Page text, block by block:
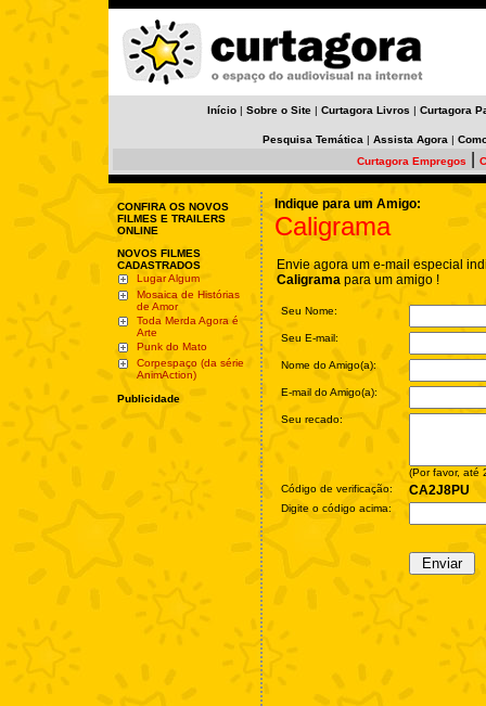
Início | Sobre o Site | Curtagora Livros | Curtagora
Pesquisa Temática | Assista Agora |
Curtagora Empregos
CONFIRA OS NOVOS
FILMES E TRAILERS
ONLINE
NOVOS FILMES
CADASTRADOS
Lugar Algum
Mosaica de Histórias
de Amor
Toda Merda Agora é
Arte
Punk do Mato
Corpespaço (da série
AnimAction)
Publicidade
Indique para um Amigo:
Caligrama
Envie agora um e-mail especial
Caligrama para um amigo !
Seu Nome:
Seu E-mail:
Nome do Amigo(a):
E-mail do Amigo(a):
Seu recado:
(Por favor, até
Código de verificação:
CA2J8PU
Digite o código acima: